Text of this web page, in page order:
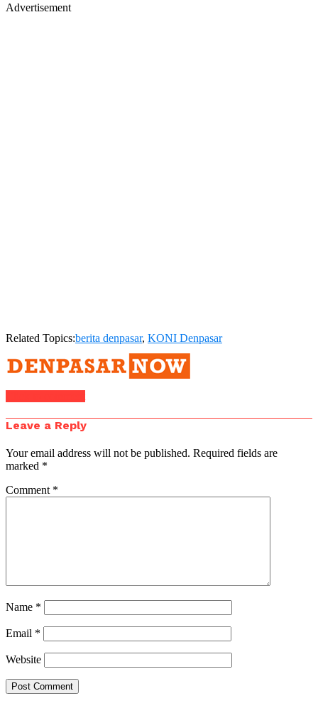
Advertisement
Related Topics:berita denpasar, KONI Denpasar
Leave a Reply
Your email address will not be published. Required fields are
marked *
Comment *
Name *
Email *
Website